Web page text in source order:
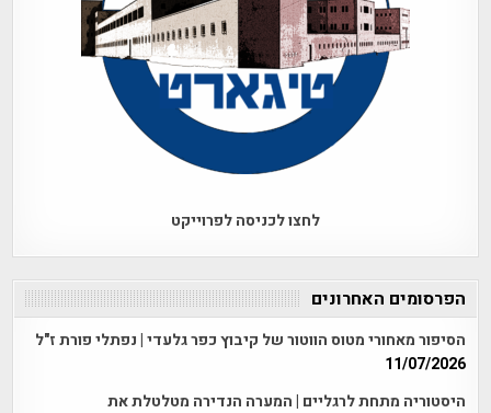
לחצו לכניסה לפרוייקט
הפרסומים האחרונים
הסיפור מאחורי מטוס הווטור של קיבוץ כפר גלעדי | נפתלי פורת ז"ל
11/07/2026
היסטוריה מתחת לרגליים | המערה הנדירה מטלטלת את